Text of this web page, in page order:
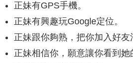
正妹有GPS手機。
正妹有興趣玩Google定位。
正妹跟你夠熟，把你加入好友
正妹相信你，願意讓你看到她